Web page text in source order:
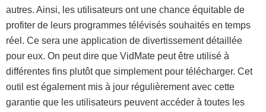
autres. Ainsi, les utilisateurs ont une chance équitable de
profiter de leurs programmes télévisés souhaités en temps
réel. Ce sera une application de divertissement détaillée
pour eux. On peut dire que VidMate peut être utilisé à
différentes fins plutôt que simplement pour télécharger. Cet
outil est également mis à jour régulièrement avec cette
garantie que les utilisateurs peuvent accéder à toutes les